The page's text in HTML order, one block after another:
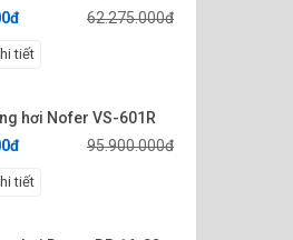
62.275.000đ
tiết
hơi Nofer VS-601R
95.900.000đ
tiết